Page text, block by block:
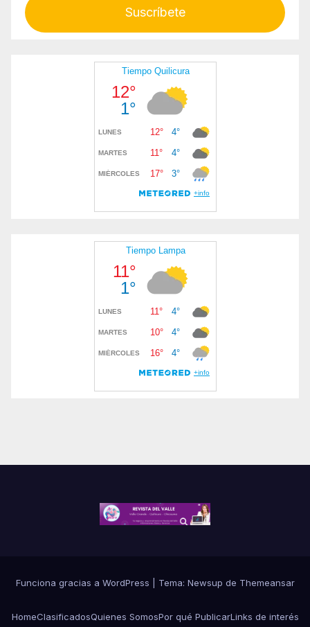
Suscríbete
Funciona gracias a WordPress Tema: Newsup de Themeansar
HomeClasificadosQuienes SomosPor qué PublicarLinks de interés